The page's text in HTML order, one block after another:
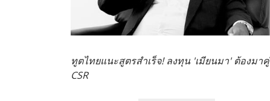
ทูตไทยแนะสูตรสำเร็จ! ลงทุน 'เมียนมา' ต้องมาคู่
CSR